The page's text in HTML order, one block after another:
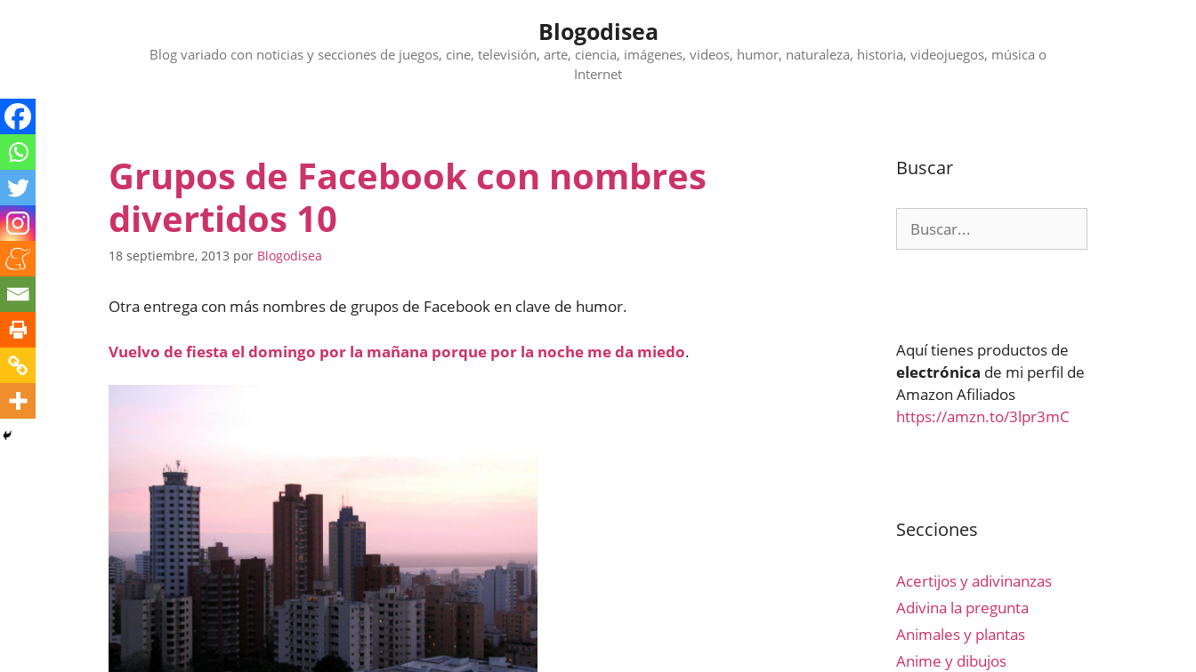
Blogodisea
Blog variado con noticias y secciones de juegos, cine, televisión, arte, ciencia, imágenes, videos, humor, naturaleza, historia, videojuegos, música o
Internet
Grupos de Facebook con nombres
divertidos 10
18 septiembre, 2013 por Blogodisea
Otra entrega con más nombres de grupos de Facebook en clave de humor.
Vuelvo de fiesta el domingo por la mañana porque por la noche me da miedo.
Buscar
Aquí tienes productos de
electrónica de mi perfil de
Amazon Afiliados
https://amzn.to/3lpr3mC
Secciones
Acertijos y adivinanzas
Adivina la pregunta
Animales y plantas
Anime y dibujos